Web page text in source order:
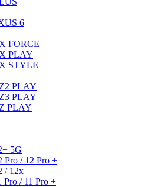
6
FORCE
PLAY
STYLE
PLAY
PLAY
PLAY
5G
Pro / 12 Pro +
/ 12x
Pro / 11 Pro +